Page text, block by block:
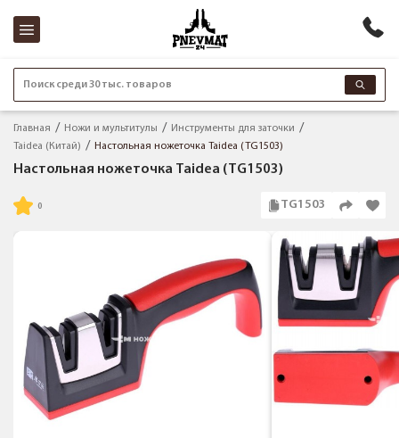
Поиск среди 30 тыс. товаров
Главная Ножи и мультитулы
Инструменты для заточки
Taidea (Китай)
Настольная ножеточка Taidea (TG1503)
Настольная ножеточка Taidea (TG1503)
TG1503